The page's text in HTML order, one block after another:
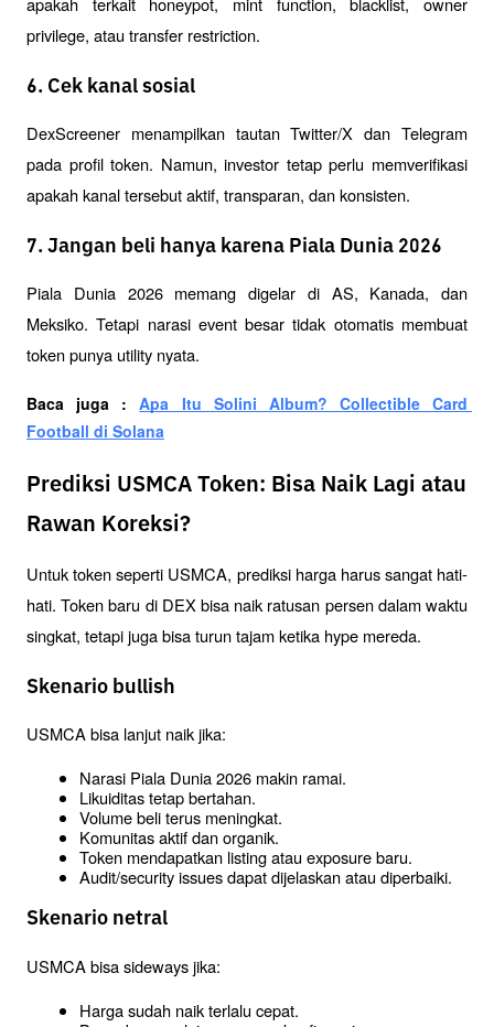
privilege, atau transfer restriction.
6. Cek kanal sosial
DexScreener menampilkan tautan Twitter/X dan Telegram
pada profil token. Namun, investor tetap perlu memverifikasi
apakah kanal tersebut aktif, transparan, dan konsisten.
7. Jangan beli hanya karena Piala Dunia 2026
Piala Dunia 2026 memang digelar di AS, Kanada, dan
Meksiko. Tetapi narasi event besar tidak otomatis membuat
token punya utility nyata.
Baca juga : Apa Itu Solini Album? Collectible Card
Football di Solana
Prediksi USMCA Token: Bisa Naik Lagi atau
Rawan Koreksi?
Untuk token seperti USMCA, prediksi harga harus sangat hati-
hati. Token baru di DEX bisa naik ratusan persen dalam waktu
singkat, tetapi juga bisa turun tajam ketika hype mereda.
Skenario bullish
USMCA bisa lanjut naik jika:
Narasi Piala Dunia 2026 makin ramai.
Likuiditas tetap bertahan.
Volume beli terus meningkat.
Komunitas aktif dan organik.
Token mendapatkan listing atau exposure baru.
Audit/security issues dapat dijelaskan atau diperbaiki.
Skenario netral
USMCA bisa sideways jika:
Harga sudah naik terlalu cepat.